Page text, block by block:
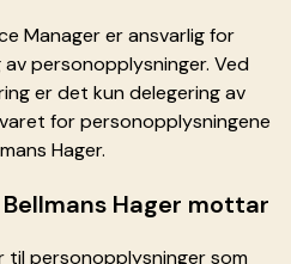
Manager er ansvarlig for
personopplysninger. Ved
er det kun delegering av
for personopplysningene
Hager.
Hager mottar
til personopplysninger som